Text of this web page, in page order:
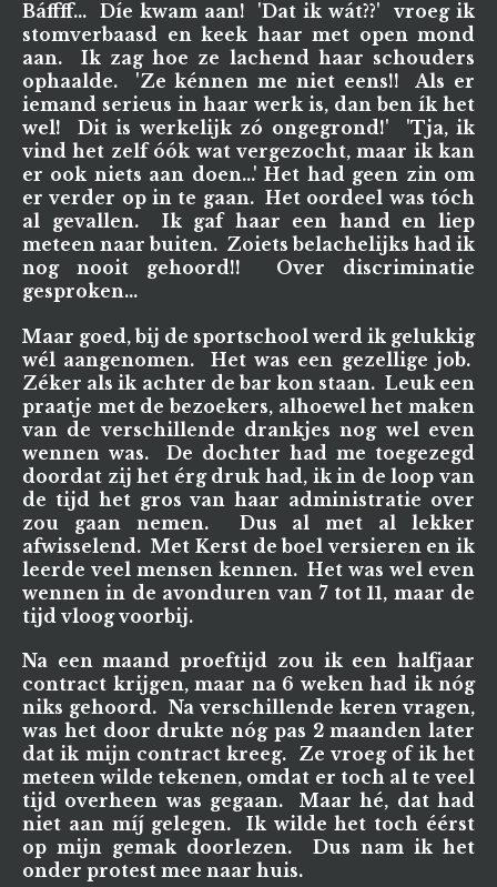
Báffff... Díe kwam aan! 'Dat ik wát??' vroeg ik
stomverbaasd en keek haar met open mond
aan. Ik zag hoe ze lachend haar schouders
ophaalde. 'Ze kénnen me niet eens!! Als er
iemand serieus in haar werk is, dan ben ík het
wel! Dit is werkelijk zó ongegrond!' 'Tja, ik
vind het zelf óók wat vergezocht, maar ik kan
er ook niets aan doen...' Het had geen zin om
er verder op in te gaan. Het oordeel was tóch
al gevallen. Ik gaf haar een hand en liep
meteen naar buiten. Zoiets belachelijks had ik
nog nooit gehoord!! Over discriminatie
gesproken...
Maar goed, bij de sportschool werd ik gelukkig
wél aangenomen. Het was een gezellige job.
Zéker als ik achter de bar kon staan. Leuk een
praatje met de bezoekers, alhoewel het maken
van de verschillende drankjes nog wel even
wennen was. De dochter had me toegezegd
doordat zij het érg druk had, ik in de loop van
de tijd het gros van haar administratie over
zou gaan nemen. Dus al met al lekker
afwisselend. Met Kerst de boel versieren en ik
leerde veel mensen kennen. Het was wel even
wennen in de avonduren van 7 tot 11, maar de
tijd vloog voorbij.
Na een maand proeftijd zou ik een halfjaar
contract krijgen, maar na 6 weken had ik nóg
niks gehoord. Na verschillende keren vragen,
was het door drukte nóg pas 2 maanden later
dat ik mijn contract kreeg. Ze vroeg of ik het
meteen wilde tekenen, omdat er toch al te veel
tijd overheen was gegaan. Maar hé, dat had
niet aan míj gelegen. Ik wilde het toch éérst
op mijn gemak doorlezen. Dus nam ik het
onder protest mee naar huis.